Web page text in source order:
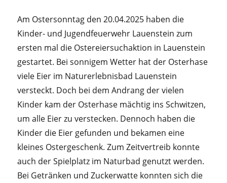
Am Ostersonntag den 20.04.2025 haben die
Kinder- und Jugendfeuerwehr Lauenstein zum
ersten mal die Ostereiersuchaktion in Lauenstein
gestartet. Bei sonnigem Wetter hat der Osterhase
viele Eier im Naturerlebnisbad Lauenstein
versteckt. Doch bei dem Andrang der vielen
Kinder kam der Osterhase mächtig ins Schwitzen,
um alle Eier zu verstecken. Dennoch haben die
Kinder die Eier gefunden und bekamen eine
kleines Ostergeschenk. Zum Zeitvertreib konnte
auch der Spielplatz im Naturbad genutzt werden.
Bei Getränken und Zuckerwatte konnten sich die